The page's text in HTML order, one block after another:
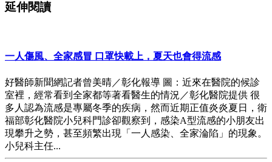
延伸閱讀
一人傷風、全家感冒 口罩快載上，夏天也會得流感
好醫師新聞網記者曾美晴／彰化報導 圖：近來在醫院的候診
室裡，經常看到全家都等著看醫生的情況／彰化醫院提供 很
多人認為流感是專屬冬季的疾病，然而近期正值炎炎夏日，衛
福部彰化醫院小兒科門診卻觀察到，感染A型流感的小朋友出
現攀升之勢，甚至頻繁出現「一人感染、全家淪陷」的現象。
小兒科主任...